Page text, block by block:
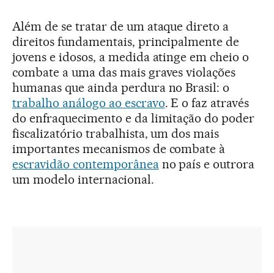
Além de se tratar de um ataque direto a
direitos fundamentais, principalmente de
jovens e idosos, a medida atinge em cheio o
combate a uma das mais graves violações
humanas que ainda perdura no Brasil: o
trabalho análogo ao escravo. E o faz através
do enfraquecimento e da limitação do poder
fiscalizatório trabalhista, um dos mais
importantes mecanismos de combate à
escravidão contemporâneano país e outrora
um modelo internacional.